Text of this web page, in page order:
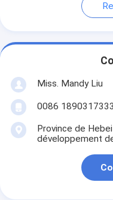
Miss. Mandy Liu
0086
Province de
développement